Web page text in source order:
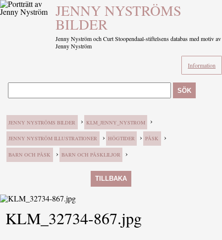
JENNY NYSTRÖMS
BILDER
Jenny Nyström och Curt Stoopendaal-stiftelsens databas med motiv av
Jenny Nyström
Information
SÖK
JENNY NYSTRÖMS BILDER › KLM_JENNY_NYSTROM ›
JENNY NYSTRÖM ILLUSTRATIONER › HÖGTIDER › PÅSK ›
BARN OCH PÅSK › BARN OCH PÅSKLILJOR ›
TILLBAKA
KLM_32734-867.jpg